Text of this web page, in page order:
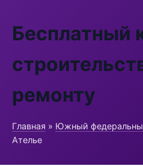
Бесплатный
ремонту
Главная » Южный
Ателье